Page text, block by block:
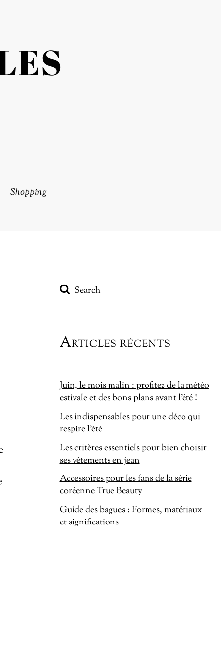
Shopping
Articles récents
Juin, le mois malin : profitez de la météo
estivale et des bons plans avant l’été !
Les indispensables pour une déco qui
respire l’été
Les critères essentiels pour bien choisir
ses vêtements en jean
Accessoires pour les fans de la série
coréenne True Beauty
Guide des bagues : Formes, matériaux
et significations